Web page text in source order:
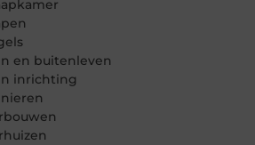
en buitenleven
inrichting